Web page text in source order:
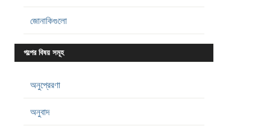
জোনাকিগুলো
গল্পের বিষয় সমূহ
অনুপ্রেরণা
অনুবাদ